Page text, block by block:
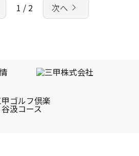
1 / 2 次へ navigate_next